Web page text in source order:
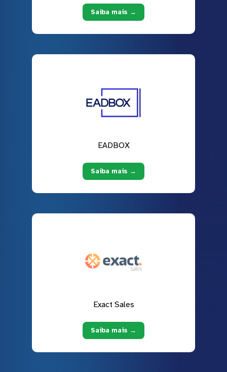
Saiba mais →
EADBOX
Saiba mais →
Exact Sales
Saiba mais →